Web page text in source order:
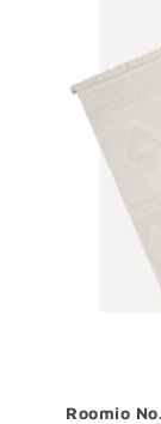
Roomio